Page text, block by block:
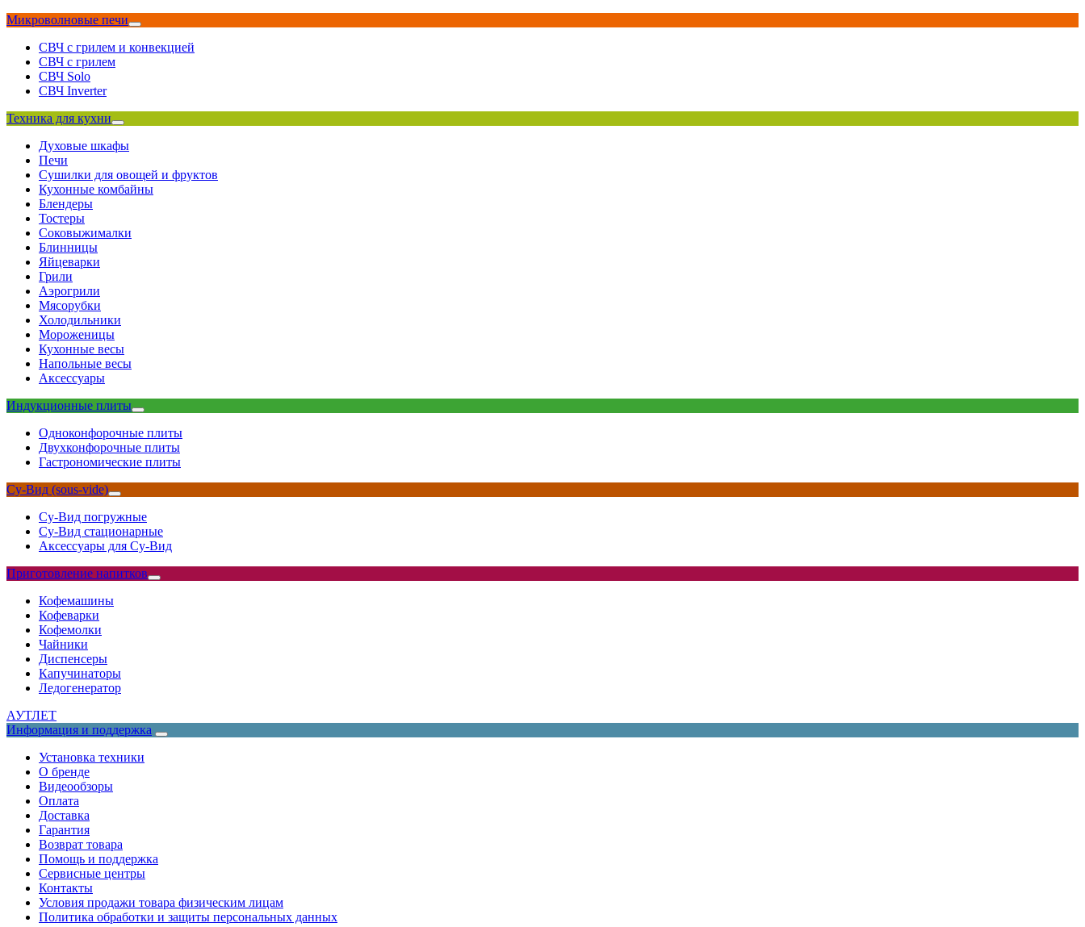
Микроволновые печи
СВЧ с грилем и конвекцией
СВЧ с грилем
СВЧ Solo
СВЧ Inverter
Техника для кухни
Духовые шкафы
Печи
Сушилки для овощей и фруктов
Кухонные комбайны
Блендеры
Тостеры
Соковыжималки
Блинницы
Яйцеварки
Грили
Аэрогрили
Мясорубки
Холодильники
Мороженицы
Кухонные весы
Напольные весы
Аксессуары
Индукционные плиты
Одноконфорочные плиты
Двухконфорочные плиты
Гастрономические плиты
Су-Вид (sous-vide)
Су-Вид погружные
Су-Вид стационарные
Аксессуары для Су-Вид
Приготовление напитков
Кофемашины
Кофеварки
Кофемолки
Чайники
Диспенсеры
Капучинаторы
Ледогенератор
АУТЛЕТ
Информация и поддержка
Установка техники
О бренде
Видеообзоры
Оплата
Доставка
Гарантия
Возврат товара
Помощь и поддержка
Сервисные центры
Контакты
Условия продажи товара физическим лицам
Политика обработки и защиты персональных данных